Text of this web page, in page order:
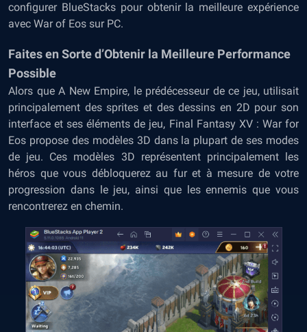
configurer BlueStacks pour obtenir la meilleure expérience
avec War of Eos sur PC.
Faites en Sorte d’Obtenir la Meilleure Performance
Possible
Alors que A New Empire, le prédécesseur de ce jeu, utilisait
principalement des sprites et des dessins en 2D pour son
interface et ses éléments de jeu, Final Fantasy XV : War for
Eos propose des modèles 3D dans la plupart de ses modes
de jeu. Ces modèles 3D représentent principalement les
héros que vous débloquerez au fur et à mesure de votre
progression dans le jeu, ainsi que les ennemis que vous
rencontrerez en chemin.